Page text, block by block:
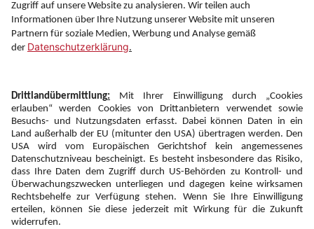
Folgen Sie uns auf
Newsletter:
Anmelden